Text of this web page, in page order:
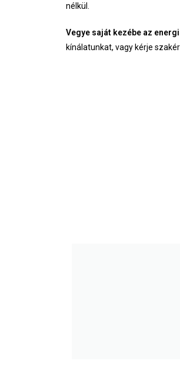
nélkül.
Vegye saját kezébe az
kínálatunkat, vagy kérje